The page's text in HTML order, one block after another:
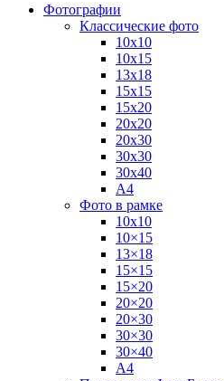
Фотографии
Классические фото
10х10
10х15
13х18
15х15
15х20
20х20
20х30
30х30
30х40
А4
Фото в рамке
10х10
10×15
13×18
15×15
15×20
20×20
20×30
30×30
30×40
A4